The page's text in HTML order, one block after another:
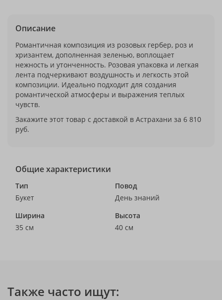
Описание
Романтичная композиция из розовых гербер, роз и
хризантем, дополненная зеленью, воплощает
нежность и утонченность. Розовая упаковка и легкая
лента подчеркивают воздушность и легкость этой
композиции. Идеально подходит для создания
романтической атмосферы и выражения теплых
чувств.
Закажите этот товар с доставкой в Астрахани за 6 810
руб.
Общие характеристики
Тип
Букет
Повод
День знаний
Ширина
35 см
Высота
40 см
Также часто ищут: